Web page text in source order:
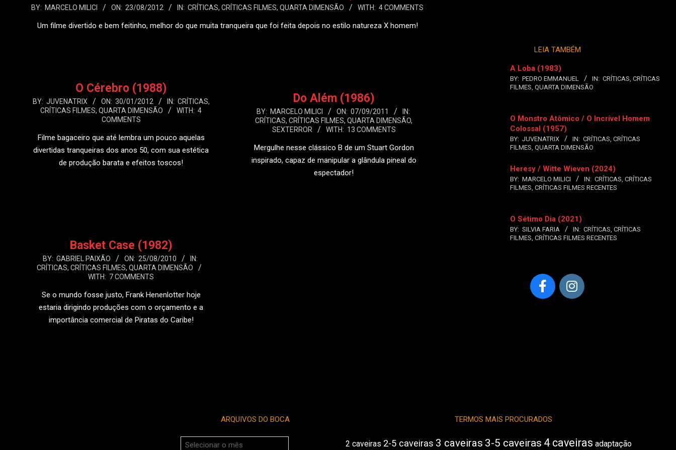
2012-
BY: MARCELO MILICI ON: 23/08/2012 IN: CRÍTICAS, CRÍTICAS FILMES, QUARTA DIMENSÃO WITH: 4 COMMENTS
Um filme divertido e bem feitinho, melhor do que muita tranqueira que foi feita depois no estilo natureza X homem!
O Cérebro (1988)
2012-
BY: JUVENATRIX ON: 30/01/2012 IN: CRÍTICAS,
CRÍTICAS FILMES, QUARTA DIMENSÃO WITH: 4
COMMENTS
Filme bagaceiro que até lembra um pouco aquelas
divertidas tranqueiras dos anos 50, com sua estética
de produção barata e efeitos toscos!
Do Além (1986)
2011-BY: MARCELO MILICI ON: 07/09/2011
IN:
CRÍTICAS, CRÍTICAS FILMES, QUARTA DIMENSÃO,
SEXTERROR
WITH: 13 COMMENTS
Mergulhe nesse clássico B de um Stuart Gordon
inspirado, capaz de manipular a glândula pineal do
espectador!
Basket Case (1982)
2010-
08-
BY: GABRIEL PAIXÃO ON: 25/08/2010
IN:
CRÍTICAS, CRÍTICAS FILMES, QUARTA DIMENSÃO
WITH: 7 COMMENTS
Se o mundo fosse justo, Frank Henenlotter hoje
estaria dirigindo produções com o orçamento e a
importância comercial de Piratas do Caribe!
LEIA TAMBÉM
A Loba (1983)
BY: PEDRO EMMANUEL IN: CRÍTICAS, CRÍTICAS
FILMES, QUARTA DIMENSÃO
O Monstro Atômico / O Incrível Homem
Colossal (1957)
BY: JUVENATRIX IN: CRÍTICAS, CRÍTICAS
FILMES, QUARTA DIMENSÃO
Heresy / Witte Wieven (2024)
BY: MARCELO MILICI IN: CRÍTICAS, CRÍTICAS
FILMES, CRÍTICAS FILMES RECENTES
O Sétimo Dia (2021)
BY: SILVIA FARIA IN: CRÍTICAS, CRÍTICAS
FILMES, CRÍTICAS FILMES RECENTES
ARQUIVOS DO BOCA
Arquivos
TERMOS MAIS PROCURADOS
2 caveiras 2-5 caveiras 3 caveiras 3-5 caveiras 4 caveiras adaptação